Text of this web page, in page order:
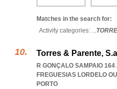
Matches in the search for:
Activity categories: ...
Torres & Parente,
R GONÇALO SAMPAIO 164
FREGUESIAS LORDELO
PORTO